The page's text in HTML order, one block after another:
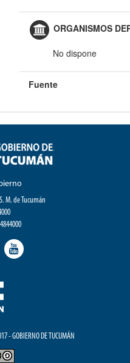
ORGANISMOS
No dispone
Fuente
M. de Tucumán
- GOBIERNO DE TUCUMÁN